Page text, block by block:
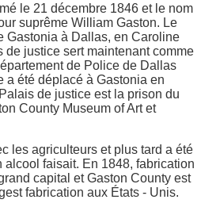
le 21 décembre 1846 et le nom
suprême William Gaston. Le
Gastonia à Dallas, en Caroline
de justice sert maintenant comme
de Police de Dallas
a été déplacé à Gastonia en
de justice est la prison du
County Museum of Art et
les agriculteurs et plus tard a été
faisait. En 1848, fabrication
capital et Gaston County est
fabrication aux États - Unis.